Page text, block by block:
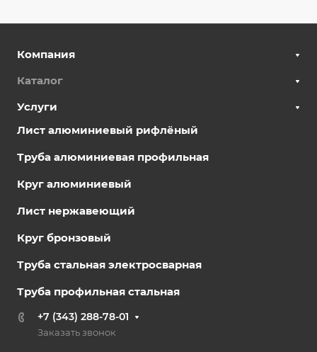
Компания
Каталог
Услуги
Лист алюминиевый рифлёный
Труба алюминиевая профильная
Круг алюминиевый
Лист нержавеющий
Круг бронзовый
Труба стальная электросварная
Труба профильная стальная
+7 (343) 288-78-01
Заказать звонок